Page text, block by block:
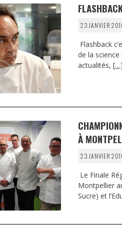
23 JANVIER
Flashback
de la
actualités, […]
À
23 JANVIER
Le Finale
Montpellier
Sucre) et